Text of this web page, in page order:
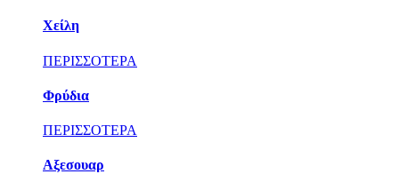
Χείλη
ΠΕΡΙΣΣΟΤΕΡΑ
Φρύδια
ΠΕΡΙΣΣΟΤΕΡΑ
Αξεσουαρ